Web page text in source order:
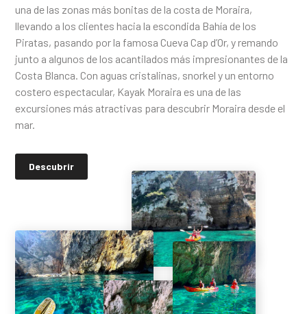
una de las zonas más bonitas de la costa de Moraira,
llevando a los clientes hacia la escondida Bahía de los
Piratas, pasando por la famosa Cueva Cap d’Or, y remando
junto a algunos de los acantilados más impresionantes de la
Costa Blanca. Con aguas cristalinas, snorkel y un entorno
costero espectacular, Kayak Moraira es una de las
excursiones más atractivas para descubrir Moraira desde el
mar.
Descubrir